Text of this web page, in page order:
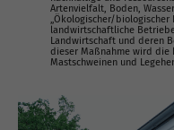
Artenvielfalt, Boden,
„Ökologischer/
landwirtschaftliche
Landwirtschaft und deren
dieser Maßnahme wird die
Mastschweinen und